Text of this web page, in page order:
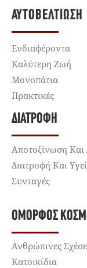
ΑΥΤΟΒΕΛΤΊΩΣΗ
Ενδιαφέροντα
Καλύτερη Ζωή
Μονοπάτια
Πρακτικές
ΔΙΑΤΡΟΦΉ
Αποτοξίνωση Και
Διατροφή Και
Συνταγές
ΌΜΟΡΦΟΣ
Ανθρώπινες
Κατοικίδια